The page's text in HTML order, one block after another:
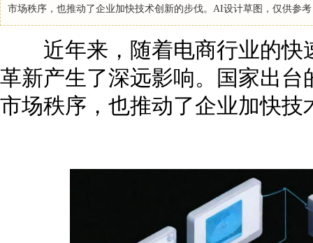
市场秩序，也推动了企业加快技术创新的步伐。AI设计草图，仅供
近年来，随着电商行业的快
革新产生了深远影响。国家出
市场秩序，也推动了企业加快技